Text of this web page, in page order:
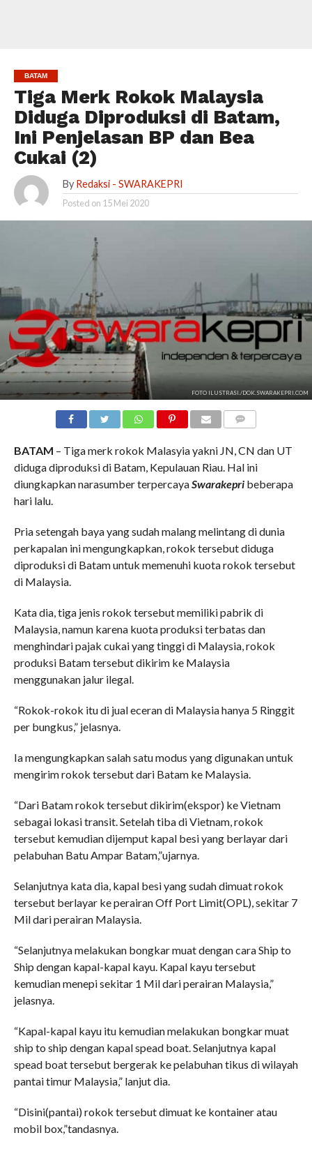
BATAM
Tiga Merk Rokok Malaysia
Diduga Diproduksi di Batam,
Ini Penjelasan BP dan Bea
Cukai (2)
By Redaksi - SWARAKEPRI
Posted on 15 Mei 2020
FOTO ILUSTRASI./DOK.SWARAKEPRI.COM
BATAM – Tiga merk rokok Malasyia yakni JN, CN dan UT
diduga diproduksi di Batam, Kepulauan Riau. Hal ini
diungkapkan narasumber terpercayaSwarakepribeberapa
hari lalu.
Pria setengah baya yang sudah malang melintang di dunia
perkapalan ini mengungkapkan, rokok tersebut diduga
diproduksi di Batam untuk memenuhi kuota rokok tersebut
di Malaysia.
Kata dia, tiga jenis rokok tersebut memiliki pabrik di
Malaysia, namun karena kuota produksi terbatas dan
menghindari pajak cukai yang tinggi di Malaysia, rokok
produksi Batam tersebut dikirim ke Malaysia
menggunakan jalur ilegal.
“Rokok-rokok itu di jual eceran di Malaysia hanya 5 Ringgit
per bungkus,” jelasnya.
Ia mengungkapkan salah satu modus yang digunakan untuk
mengirim rokok tersebut dari Batam ke Malaysia.
“Dari Batam rokok tersebut dikirim(ekspor) ke Vietnam
sebagai lokasi transit. Setelah tiba di Vietnam, rokok
tersebut kemudian dijemput kapal besi yang berlayar dari
pelabuhan Batu Ampar Batam,”ujarnya.
Selanjutnya kata dia, kapal besi yang sudah dimuat rokok
tersebut berlayar ke perairan Off Port Limit(OPL), sekitar 7
Mil dari perairan Malaysia.
“Selanjutnya melakukan bongkar muat dengan cara Ship to
Ship dengan kapal-kapal kayu. Kapal kayu tersebut
kemudian menepi sekitar 1 Mil dari perairan Malaysia,”
jelasnya.
“Kapal-kapal kayu itu kemudian melakukan bongkar muat
ship to ship dengan kapal spead boat. Selanjutnya kapal
spead boat tersebut bergerak ke pelabuhan tikus di wilayah
pantai timur Malaysia,” lanjut dia.
“Disini(pantai) rokok tersebut dimuat ke kontainer atau
mobil box,”tandasnya.